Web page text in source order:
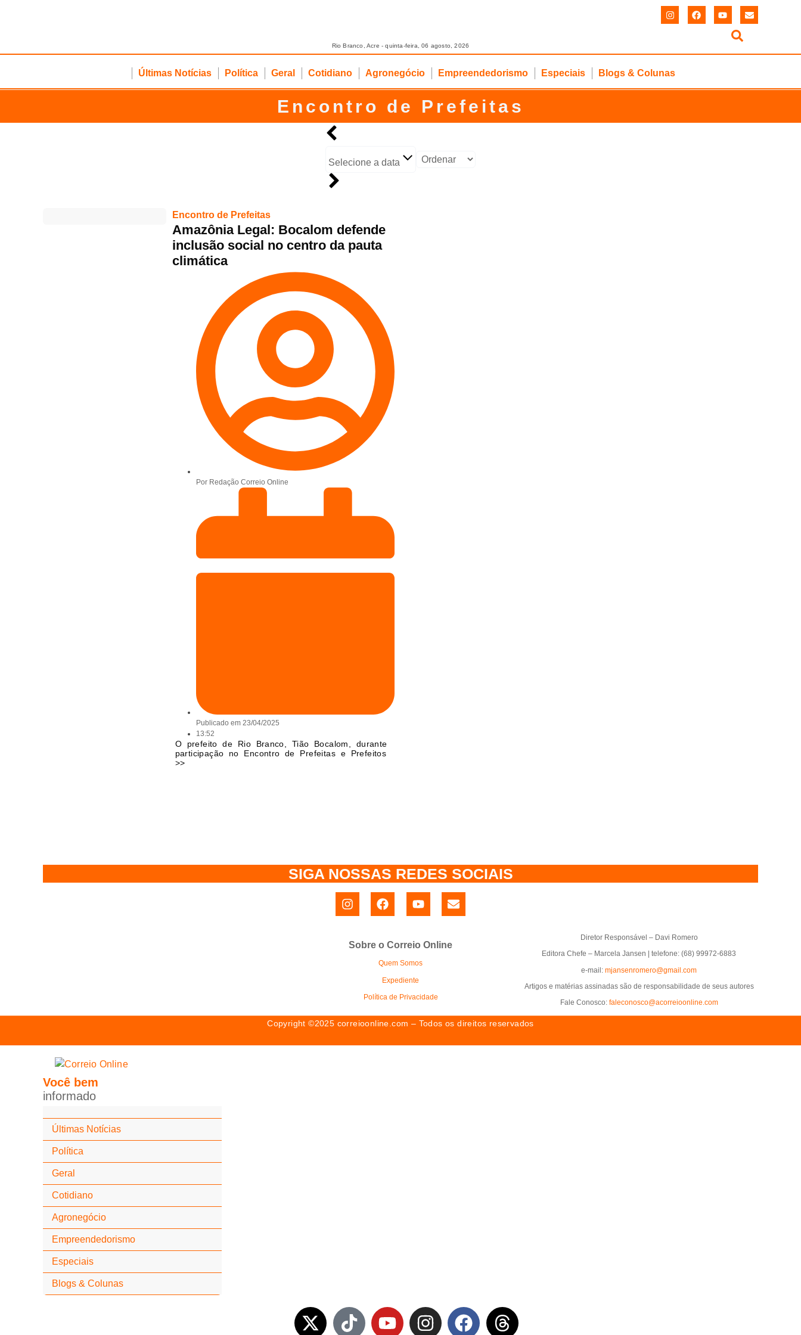
Rio Branco, Acre - quinta-feira, 06 agosto, 2026
Últimas Notícias Política Geral Cotidiano Agronegócio Empreendedorismo Especiais Blogs & Colunas
Encontro de Prefeitas
Selecione a data
Encontro de Prefeitas
Amazônia Legal: Bocalom defende
inclusão social no centro da pauta
climática
Por Redação Correio Online
Publicado em 23/04/2025
13:52
O prefeito de Rio Branco, Tião Bocalom, durante
participação no Encontro de Prefeitas e Prefeitos
>>
SIGA NOSSAS REDES SOCIAIS
Sobre o Correio Online
Quem Somos
Expediente
Política de Privacidade
Diretor Responsável – Davi Romero
Editora Chefe – Marcela Jansen | telefone: (68) 99972-6883
e-mail: mjansenromero@gmail.com
Artigos e matérias assinadas são de responsabilidade de seus autores
Fale Conosco: faleconosco@acorreioonline.com
Copyright ©2025 correioonline.com – Todos os direitos reservados
Você bem
informado
Últimas Notícias
Política
Geral
Cotidiano
Agronegócio
Empreendedorismo
Especiais
Blogs & Colunas